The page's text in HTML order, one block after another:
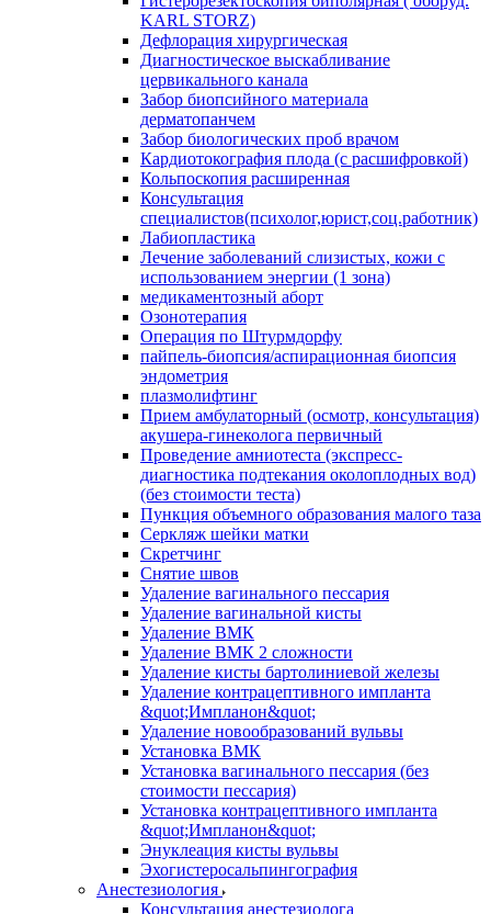
KARL STORZ)
Дефлорация хирургическая
Диагностическое выскабливание
цервикального канала
Забор биопсийного материала
дерматопанчем
Забор биологических проб врачом
Кардиотокография плода (с расшифровкой)
Кольпоскопия расширенная
Консультация
специалистов(психолог,юрист,соц.работник)
Лабиопластика
Лечение заболеваний слизистых, кожи с
использованием энергии (1 зона)
медикаментозный аборт
Озонотерапия
Операция по Штурмдорфу
пайпель-биопсия/аспирационная биопсия
эндометрия
плазмолифтинг
Прием амбулаторный (осмотр, консультация)
акушера-гинеколога первичный
Проведение амниотеста (экспресс-
диагностика подтекания околоплодных вод)
(без стоимости теста)
Пункция объемного образования малого таза
Серкляж шейки матки
Скретчинг
Снятие швов
Удаление вагинального пессария
Удаление вагинальной кисты
Удаление ВМК
Удаление ВМК 2 сложности
Удаление кисты бартолиниевой железы
Удаление контрацептивного импланта
&quot;Импланон&quot;
Удаление новообразований вульвы
Установка ВМК
Установка вагинального пессария (без
стоимости пессария)
Установка контрацептивного импланта
&quot;Импланон&quot;
Энуклеация кисты вульвы
Эхогистеросальпингография
Анестезиология
Консультация анестезиолога